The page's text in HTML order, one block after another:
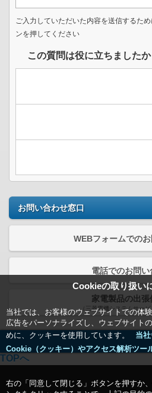
Cookieの取り扱い
当社では、お客様のウェブサイトでの体
広告をパーソナライズし、ウェブサイト
めに、クッキーを使用しています。
当
Cookie（クッキー）やアクセス解析ツー
右の「同意して閉じる」ボタンを押すか
ご入力していただいた内容を送信するた
ンを押してください
この質問は役に立ちましたか
お問い合わせ窓口
WEBフォームでの
電話でのお問い
家電製品の出張
（三菱電機システムサー
TOPへ